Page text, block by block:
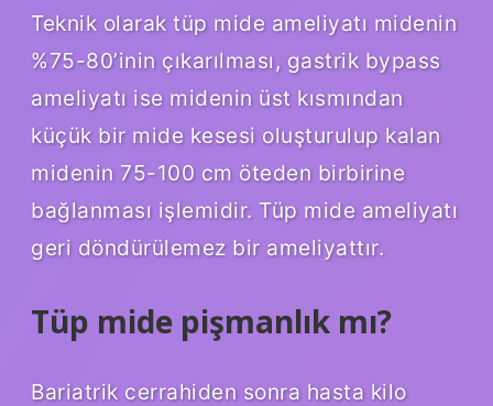
Teknik olarak tüp mide ameliyatı midenin
%75-80’inin çıkarılması, gastrik bypass
ameliyatı ise midenin üst kısmından
küçük bir mide kesesi oluşturulup kalan
midenin 75-100 cm öteden birbirine
bağlanması işlemidir. Tüp mide ameliyatı
geri döndürülemez bir ameliyattır.
Tüp mide pişmanlık mı?
Bariatrik cerrahiden sonra hasta kilo